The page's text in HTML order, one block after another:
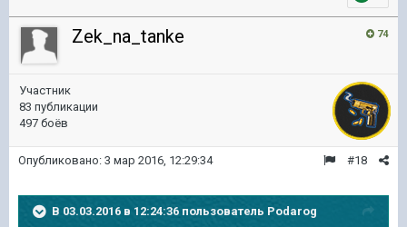
74
Zek_na_tanke
Участник
83 публикации
497 боёв
#18
Опубликовано: 3 мар 2016, 12:29:34
В 03.03.2016 в 12:24:36 пользователь Podarog